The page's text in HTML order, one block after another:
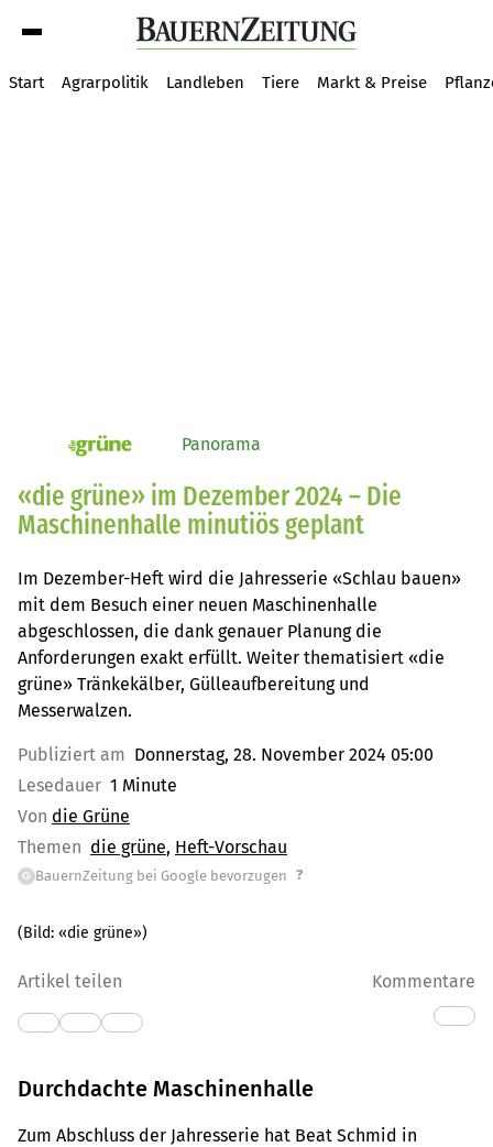
Start Agrarpolitik Landleben Tiere Markt & Preise
pv_die-grune-online Panorama
«die grüne» im Dezember 2024 – Die
Maschinenhalle minutiös geplant
Im Dezember-Heft wird die Jahresserie «Schlau bauen»
mit dem Besuch einer neuen Maschinenhalle
abgeschlossen, die dank genauer Planung die
Anforderungen exakt erfüllt. Weiter thematisiert «die
grüne» Tränkekälber, Gülleaufbereitung und
Messerwalzen.
Publiziert am Donnerstag, 28. November 2024 05:00
Lesedauer 1 Minute
Von die Grüne
Themen die grüne Heft-Vorschau
G BauernZeitung bei Google bevorzugen ?
(Bild: «die grüne»)
Artikel teilen Kommentare
Durchdachte Maschinenhalle
Zum Abschluss der Jahresserie hat Beat Schmid in